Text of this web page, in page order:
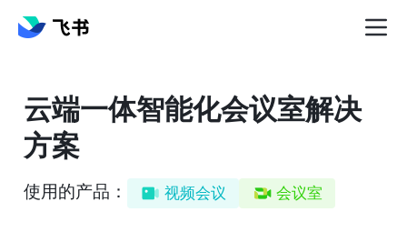
云端一体智能化会议室解决
方案
使用的产品： 视频会议 会议室